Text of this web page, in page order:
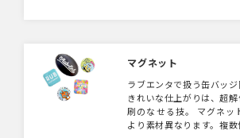
マグネット
ラブエンタで扱う缶バッ
きれいな仕上がりは、超
刷のなせる技。 マグネッ
より素材異なります。複